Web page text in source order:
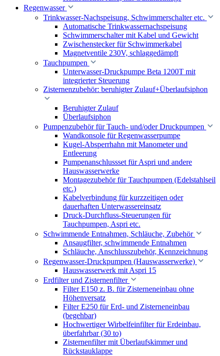
Regenwasser
Trinkwasser-Nachspeisung, Schwimmerschalter etc.
Automatische Trinkwassernachspeisung
Schwimmerschalter mit Kabel und Gewicht
Zwischenstecker für Schwimmerkabel
Magnetventile 230V, schlaggedämpft
Tauchpumpen
Unterwasser-Druckpumpe Beta 1200T mit
integrierter Steuerung
Zisternenzubehör: beruhigter Zulauf+Überlaufsiphon
Beruhigter Zulauf
Überlaufsiphon
Pumpenzubehör für Tauch- und/oder Druckpumpen
Wandkonsole für Regenwasserpumpe
Kugel-Absperrhahn mit Manometer und
Entleerung
Pumpenanschlussset für Aspri und andere
Hauswasserwerke
Montagezubehör für Tauchpumpen (Edelstahlseil
etc.)
Kabelverbindung für kurzzeitigen oder
dauerhaften Unterwassereinsatz
Druck-Durchfluss-Steuerungen für
Tauchpumpen, Aspri etc.
Schwimmende Entnahmen, Schläuche, Zubehör
Ansaugfilter, schwimmende Entnahmen
Schläuche, Anschlusszubehör, Kennzeichnung
Regenwasser-Druckpumpen (Hauswasserwerke)
Hauswasserwerk mit Aspri 15
Erdfilter und Zisternenfilter
Filter E150 z. B. für Zisterneneinbau ohne
Höhenversatz
Filter E250 für Erd- und Zisterneneinbau
(begehbar)
Hochwertiger Wirbelfeinfilter für Erdeinbau,
überfahrbar (30 to)
Zisternenfilter mit Überlaufskimmer und
Rückstauklappe